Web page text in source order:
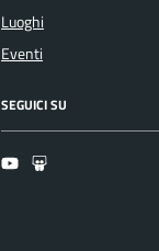
Luoghi
Eventi
SEGUICI SU
YoutubeSlideshare